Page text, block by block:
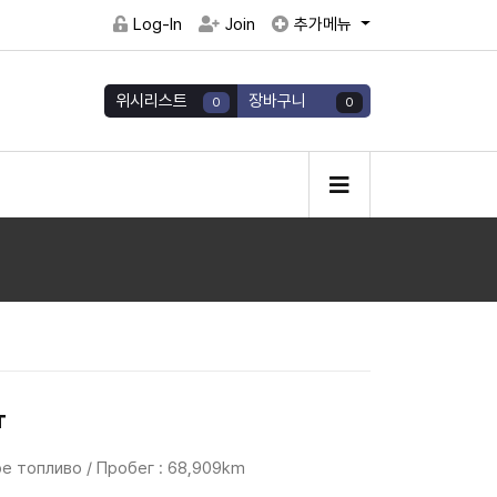
Log-In Join 추가메뉴
위시리스트 0 장바구니 0
топливо / Пробег : 68,909km